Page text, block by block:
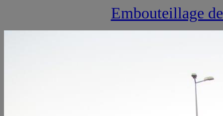
Embouteillage